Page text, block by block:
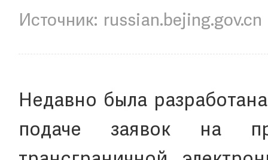
russian.bejing.gov.cn
Недавно была
подаче заявок на